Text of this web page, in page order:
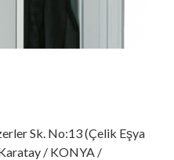
Sk. No:13 (Çelik Eşya
/ KONYA /